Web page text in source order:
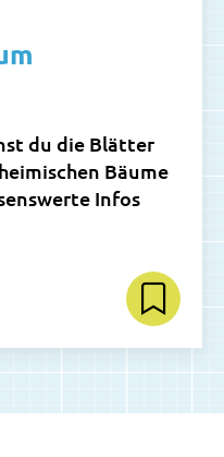
du die Blätter
Bäume
Infos